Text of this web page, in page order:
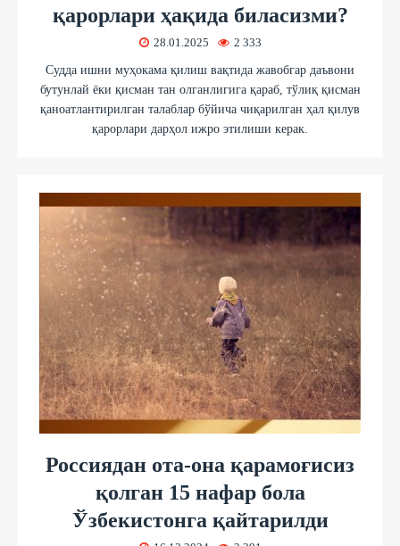
қарорлари ҳақида биласизми?
28.01.2025 2 333
Судда ишни муҳокама қилиш вақтида жавобгар даъвони
бутунлай ёки қисман тан олганлигига қараб, тўлиқ қисман
қаноатлантирилган талаблар бўйича чиқарилган ҳал қилув
қарорлари дарҳол ижро этилиши керак.
Россиядан ота-она қарамоғисиз
қолган 15 нафар бола
Ўзбекистонга қайтарилди